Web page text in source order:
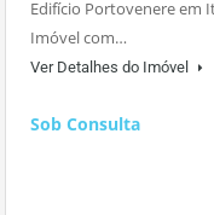
Edifício Portovenere em
Imóvel com…
Ver Detalhes do Imóvel
Sob Consulta